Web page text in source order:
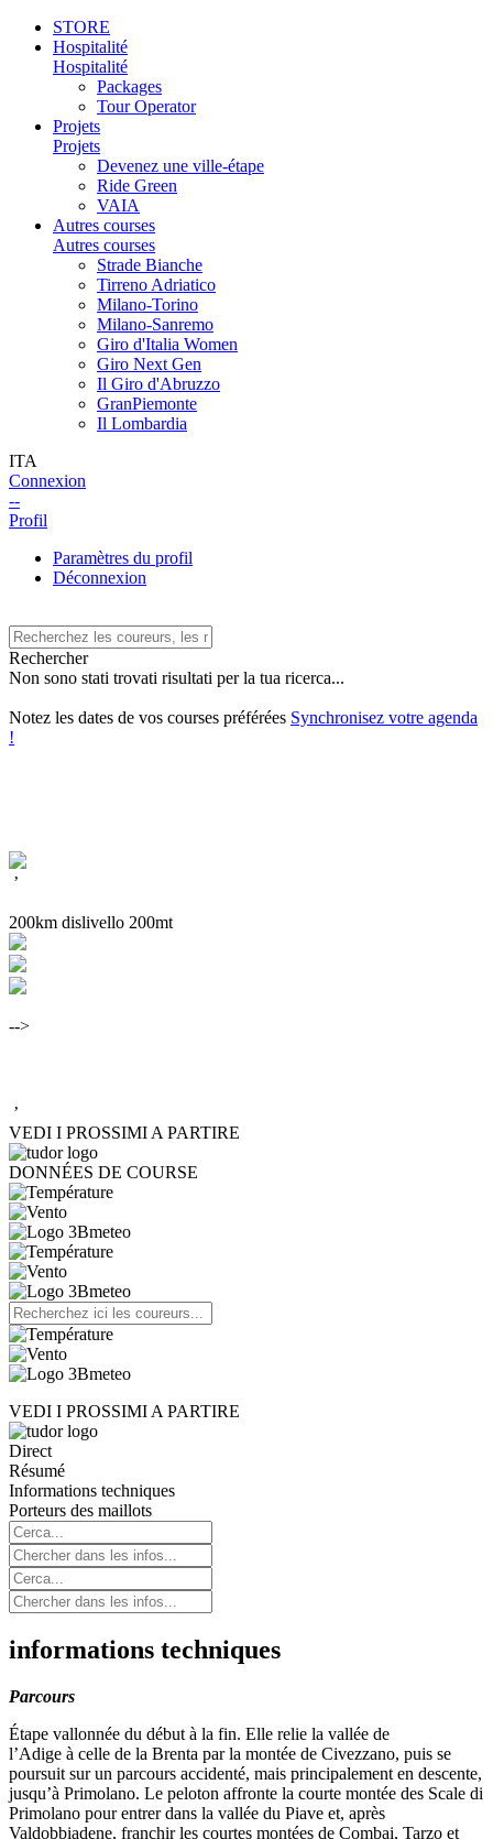
STORE
Hospitalité
Hospitalité
Packages
Tour Operator
Projets
Projets
Devenez une ville-étape
Ride Green
VAIA
Autres courses
Autres courses
Strade Bianche
Tirreno Adriatico
Milano-Torino
Milano-Sanremo
Giro d'Italia Women
Giro Next Gen
Il Giro d'Abruzzo
GranPiemonte
Il Lombardia
ITA
Connexion
--
Profil
Paramètres du profil
Déconnexion
Rechercher
Non sono stati trovati risultati per la tua ricerca...
Notez les dates de vos courses préférées Synchronisez votre agenda
!
’
200km dislivello 200mt
-->
’
VEDI I PROSSIMI A PARTIRE
DONNÉES DE COURSE
VEDI I PROSSIMI A PARTIRE
Direct
Résumé
Informations techniques
Porteurs des maillots
informations techniques
Parcours
Étape vallonnée du début à la fin. Elle relie la vallée de
l’Adige à celle de la Brenta par la montée de Civezzano, puis se
poursuit sur un parcours accidenté, mais principalement en descente,
jusqu’à Primolano. Le peloton affronte la courte montée des Scale di
Primolano pour entrer dans la vallée du Piave et, après
Valdobbiadene, franchir les courtes montées de Combai, Tarzo et